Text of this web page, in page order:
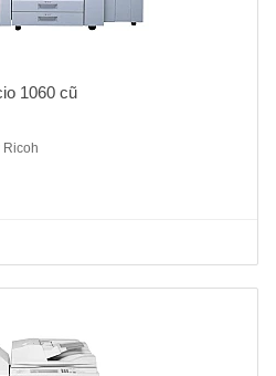
1060 cũ
Ricoh
sản xuất năm 2009- 2010Tốc độ
động nạp và đảo 2 mặt bản gốc
sao (Duplex)Khổ giấy sao chụp tối đa
tờ, 2 khay x 550 tờKhay giấy..